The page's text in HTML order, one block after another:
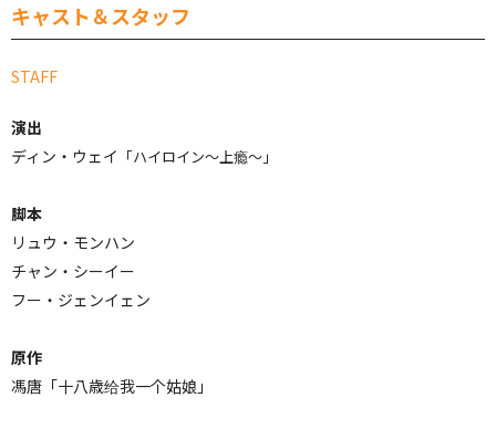
キャスト＆スタッフ
STAFF
演出
ディン・ウェイ 「ハイロイン～上瘾～」
脚本
リュウ・モンハン
チャン・シーイー
フー・ジェンイェン
原作
馮唐「十八歳给我一个姑娘」